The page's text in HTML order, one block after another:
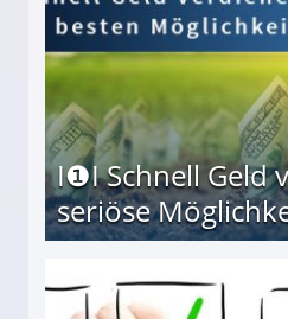
I❶I Schnell Geld
seriöse